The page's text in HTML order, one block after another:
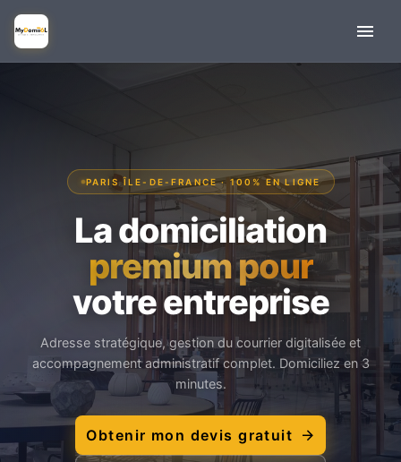
PARIS ÎLE-DE-FRANCE · 100% EN LIGNE
La domiciliation
premium pour
votre entreprise
Adresse stratégique, gestion du courrier digitalisée et
accompagnement administratif complet. Domiciliez en 3
minutes.
Obtenir mon devis gratuit